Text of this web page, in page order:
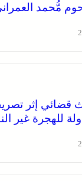
مُّحمد
قضائي إثر
للهجرة غير